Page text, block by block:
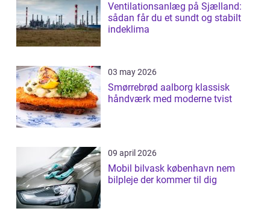
Ventilationsanlæg på Sjælland:
sådan får du et sundt og stabilt
indeklima
03 may 2026
Smørrebrød aalborg klassisk
håndværk med moderne tvist
09 april 2026
Mobil bilvask københavn nem
bilpleje der kommer til dig